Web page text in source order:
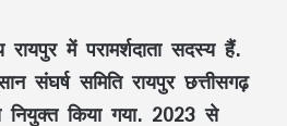
में परामर्शदाता सदस्य हैं.
संघर्ष समिति रायपुर छत्तीसगढ़
किया गया. 2023 से